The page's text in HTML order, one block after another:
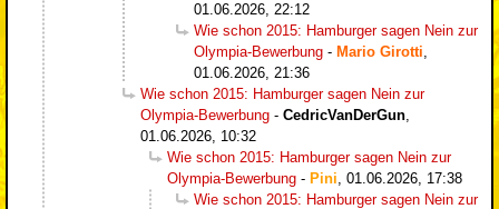
01.06.2026, 22:12
Wie schon 2015: Hamburger sagen Nein zur
Olympia-Bewerbung - Mario Girotti
01.06.2026, 21:36
Wie schon 2015: Hamburger sagen Nein zur
Olympia-Bewerbung - CedricVanDerGun
01.06.2026, 10:32
Wie schon 2015: Hamburger sagen Nein zur
Olympia-Bewerbung - Pini 01.06.2026, 17:38
Wie schon 2015: Hamburger sagen Nein zur